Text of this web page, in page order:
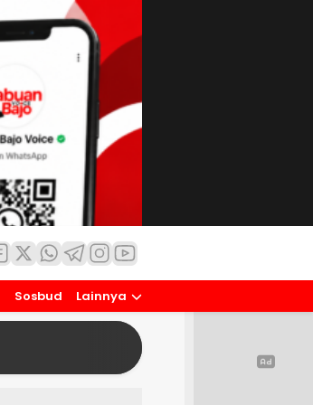
Sosbud Lainnya